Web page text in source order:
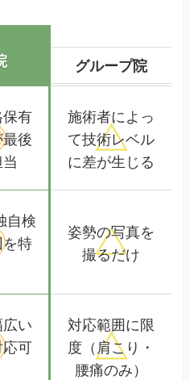
グループ院
有
最後
施術者によっ
て技術レベル
に差が生じる
自検
特
姿勢の写真を
撮るだけ
い
可
対応範囲に限
度 （肩こり・
腰痛のみ）